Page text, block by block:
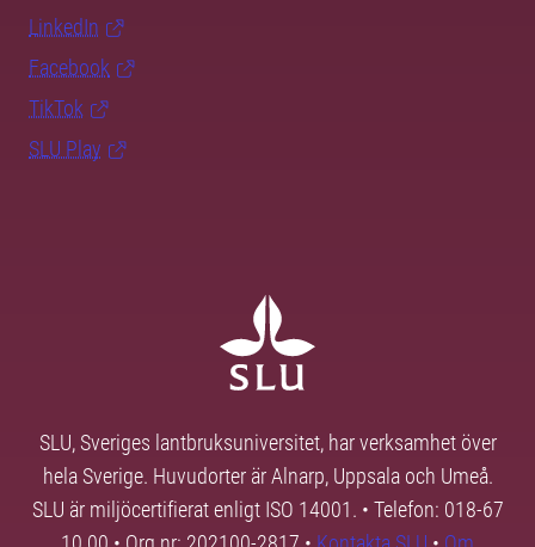
LinkedIn
Facebook
TikTok
SLU Play
SLU, Sveriges lantbruksuniversitet, har verksamhet över
hela Sverige. Huvudorter är Alnarp, Uppsala och Umeå.
SLU är miljöcertifierat enligt ISO 14001. • Telefon: 018-67